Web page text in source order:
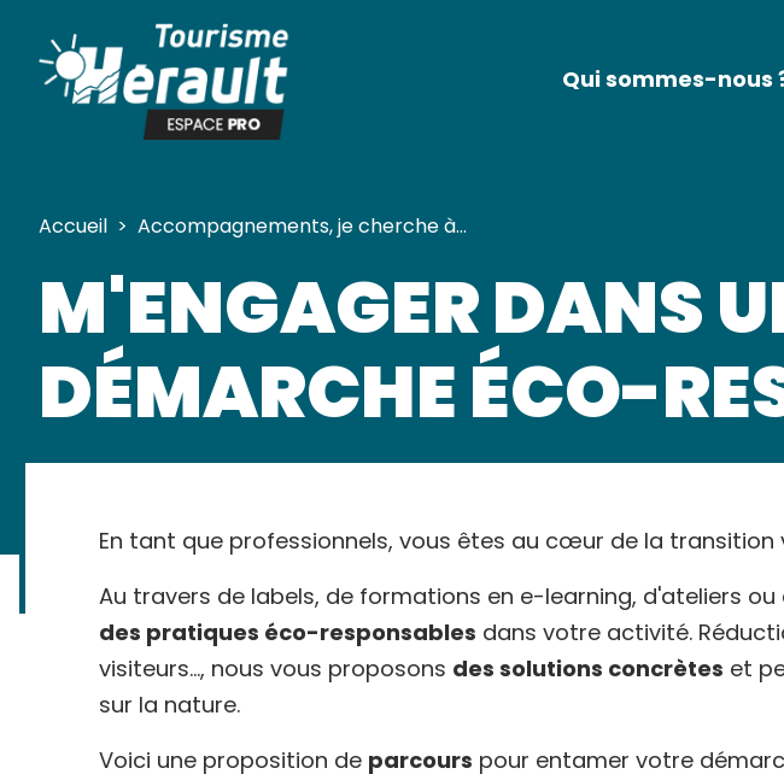
Qui sommes-nous
Accueil > Accompagnements, je cherche à…
M'ENGAGER DANS
DÉMARCHE ÉCO-
En tant que professionnels, vous êtes au cœur de la
Au travers de labels, de formations en e-learning, d'ateliers
des pratiques éco-responsables dans votre activité.
visiteurs..., nous vous proposons des solutions concrètes et
sur la nature.
Voici une proposition de parcours pour entamer votre